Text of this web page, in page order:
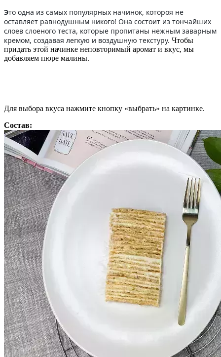
Это одна из самых популярных начинок, котороя не
оставляет равнодушным никого! Она состоит из тончайших
слоев слоеного теста, которые пропитаны нежным заварным
кремом, создавая легкую и воздушную текстуру. Чтобы
придать этой начинке неповторимый аромат и вкус, мы
добавляем пюре малины.
Для выбора вкуса нажмите кнопку «выбрать» на картинке.
Состав: